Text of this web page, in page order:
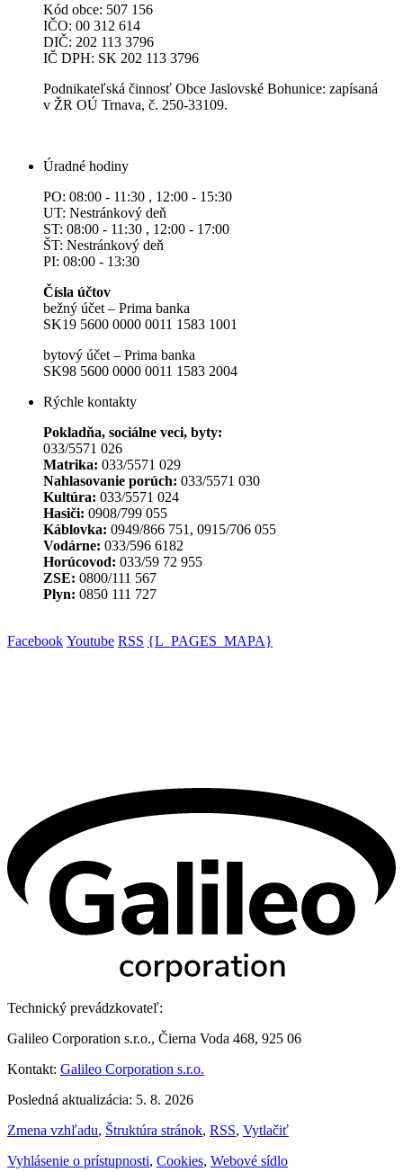
Kód obce: 507 156
IČO: 00 312 614
DIČ: 202 113 3796
IČ DPH: SK 202 113 3796
Podnikateľská činnosť Obce Jaslovské Bohunice: zapísaná
v ŽR OÚ Trnava, č. 250-33109.
Úradné hodiny
PO: 08:00 - 11:30 , 12:00 - 15:30
UT: Nestránkový deň
ST: 08:00 - 11:30 , 12:00 - 17:00
ŠT: Nestránkový deň
PI: 08:00 - 13:30
Čísla účtov
bežný účet – Prima banka
SK19 5600 0000 0011 1583 1001
bytový účet – Prima banka
SK98 5600 0000 0011 1583 2004
Rýchle kontakty
Pokladňa, sociálne veci, byty:
033/5571 026
Matrika: 033/5571 029
Nahlasovanie porúch: 033/5571 030
Kultúra: 033/5571 024
Hasiči: 0908/799 055
Káblovka: 0949/866 751, 0915/706 055
Vodárne: 033/596 6182
Horúcovod: 033/59 72 955
ZSE: 0800/111 567
Plyn: 0850 111 727
Facebook Youtube RSS {L_PAGES_MAPA}
Technický prevádzkovateľ:
Galileo Corporation s.r.o., Čierna Voda 468, 925 06
Kontakt: Galileo Corporation s.r.o.
Posledná aktualizácia: 5. 8. 2026
Zmena vzhľadu, Štruktúra stránok, RSS, Vytlačiť
Vyhlásenie o prístupnosti, Cookies, Webové sídlo